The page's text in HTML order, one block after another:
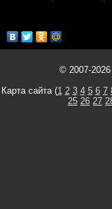
© 2007-2026
Карта сайта (1 2 3 4 5 6 7
25 26 27